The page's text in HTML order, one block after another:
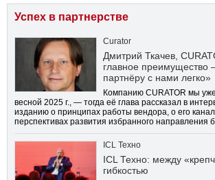
Успех в партнерстве
Curator
Дмитрий Ткачев,
главное преимущество
партнёру с нами легко»
Компанию CURATOR мы уже
весной 2025 г., — тогда её глава рассказал в
изданию о принципах работы вендора, о его
перспективах развития избранного направления
ICL Техно
ICL Техно: между
гибкостью